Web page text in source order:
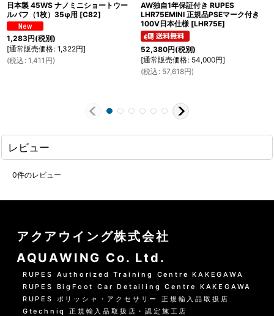
日本製 45WS ナノミニショートウー
ルバフ（1枚）35φ用 [C82]
1,283円(税別)
[通常販売価格: 1,322円]
(税込 : 1,411 円)
AW独自1年保証付き RUPES
LHR75EMINI 正規品PSEマーク付き
100V日本仕様 [LHR75E]
52,380円(税別)
[通常販売価格: 54,000円]
(税込 : 57,618円)
レビュー
0件のレビュー
アクアウイング株式会社
AQUAWING Co. Ltd.
RUPES Authorized Training Centre KAKEGAWA
RUPES BigFoot Car Detailing Centre KAKEGAWA
RUPES ポリッシャ・アクセサリー 正規輸入品取扱店
Gtechniq 正規輸入品取扱店・認定施工店